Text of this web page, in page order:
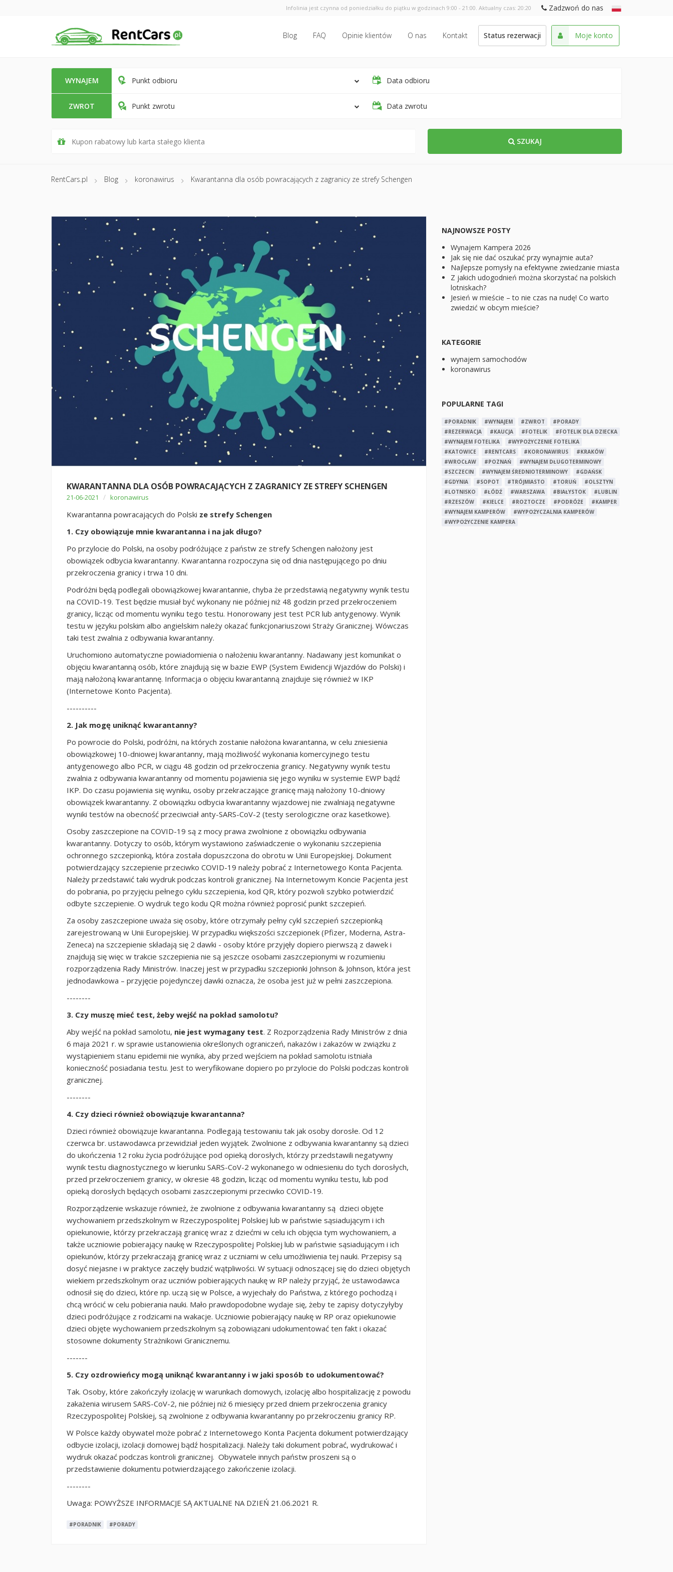
Infolinia jest czynna od poniedziałku do piątku w godzinach 9:00 - 21:00. Aktualny czas: 20:20 Zadzwoń do nas
Blog FAQ Opinie klientów O nas Kontakt Status rezerwacji Moje konto
WYNAJEM Punkt odbioru Data odbioru
ZWROT Punkt zwrotu Data zwrotu
SZUKAJ
RentCars.pl Blog koronawirus Kwarantanna dla osób powracających z zagranicy ze strefy Schengen
KWARANTANNA DLA OSÓB POWRACAJĄCYCH Z ZAGRANICY ZE STREFY SCHENGEN
21-06-2021 / koronawirus
Kwarantanna powracających do Polski ze strefy Schengen
1. Czy obowiązuje mnie kwarantanna i na jak długo?
Po przylocie do Polski, na osoby podróżujące z państw ze strefy Schengen nałożony jest
obowiązek odbycia kwarantanny. Kwarantanna rozpoczyna się od dnia następującego po dniu
przekroczenia granicy i trwa 10 dni.
Podróżni będą podlegali obowiązkowej kwarantannie, chyba że przedstawią negatywny wynik testu
na COVID-19. Test będzie musiał być wykonany nie później niż 48 godzin przed przekroczeniem
granicy, licząc od momentu wyniku tego testu. Honorowany jest test PCR lub antygenowy. Wynik
testu w języku polskim albo angielskim należy okazać funkcjonariuszowi Straży Granicznej. Wówczas
taki test zwalnia z odbywania kwarantanny.
Uruchomiono automatyczne powiadomienia o nałożeniu kwarantanny. Nadawany jest komunikat o
objęciu kwarantanną osób, które znajdują się w bazie EWP (System Ewidencji Wjazdów do Polski) i
mają nałożoną kwarantannę. Informacja o objęciu kwarantanną znajduje się również w IKP
(Internetowe Konto Pacjenta).
----------
2. Jak mogę uniknąć kwarantanny?
Po powrocie do Polski, podróżni, na których zostanie nałożona kwarantanna, w celu zniesienia
obowiązkowej 10-dniowej kwarantanny, mają możliwość wykonania komercyjnego testu
antygenowego albo PCR, w ciągu 48 godzin od przekroczenia granicy. Negatywny wynik testu
zwalnia z odbywania kwarantanny od momentu pojawienia się jego wyniku w systemie EWP bądź
IKP. Do czasu pojawienia się wyniku, osoby przekraczające granicę mają nałożony 10-dniowy
obowiązek kwarantanny. Z obowiązku odbycia kwarantanny wjazdowej nie zwalniają negatywne
wyniki testów na obecność przeciwciał anty-SARS-CoV-2 (testy serologiczne oraz kasetkowe).
Osoby zaszczepione na COVID-19 są z mocy prawa zwolnione z obowiązku odbywania
kwarantanny. Dotyczy to osób, którym wystawiono zaświadczenie o wykonaniu szczepienia
ochronnego szczepionką, która została dopuszczona do obrotu w Unii Europejskiej. Dokument
potwierdzający szczepienie przeciwko COVID-19 należy pobrać z Internetowego Konta Pacjenta.
Należy przedstawić taki wydruk podczas kontroli granicznej. Na Internetowym Koncie Pacjenta jest
do pobrania, po przyjęciu pełnego cyklu szczepienia, kod QR, który pozwoli szybko potwierdzić
odbyte szczepienie. O wydruk tego kodu QR można również poprosić punkt szczepień.
Za osoby zaszczepione uważa się osoby, które otrzymały pełny cykl szczepień szczepionką
zarejestrowaną w Unii Europejskiej. W przypadku większości szczepionek (Pfizer, Moderna, Astra-
Zeneca) na szczepienie składają się 2 dawki - osoby które przyjęły dopiero pierwszą z dawek i
znajdują się więc w trakcie szczepienia nie są jeszcze osobami zaszczepionymi w rozumieniu
rozporządzenia Rady Ministrów. Inaczej jest w przypadku szczepionki Johnson & Johnson, która jest
jednodawkowa – przyjęcie pojedynczej dawki oznacza, że osoba jest już w pełni zaszczepiona.
--------
3. Czy muszę mieć test, żeby wejść na pokład samolotu?
Aby wejść na pokład samolotu, nie jest wymagany test. Z Rozporządzenia Rady Ministrów z dnia
6 maja 2021 r. w sprawie ustanowienia określonych ograniczeń, nakazów i zakazów w związku z
wystąpieniem stanu epidemii nie wynika, aby przed wejściem na pokład samolotu istniała
konieczność posiadania testu. Jest to weryfikowane dopiero po przylocie do Polski podczas kontroli
granicznej.
--------
4. Czy dzieci również obowiązuje kwarantanna?
Dzieci również obowiązuje kwarantanna. Podlegają testowaniu tak jak osoby dorosłe. Od 12
czerwca br. ustawodawca przewidział jeden wyjątek. Zwolnione z odbywania kwarantanny są dzieci
do ukończenia 12 roku życia podróżujące pod opieką dorosłych, którzy przedstawili negatywny
wynik testu diagnostycznego w kierunku SARS-CoV-2 wykonanego w odniesieniu do tych dorosłych,
przed przekroczeniem granicy, w okresie 48 godzin, licząc od momentu wyniku testu, lub pod
opieką dorosłych będących osobami zaszczepionymi przeciwko COVID-19.
Rozporządzenie wskazuje również, że zwolnione z odbywania kwarantanny są dzieci objęte
wychowaniem przedszkolnym w Rzeczypospolitej Polskiej lub w państwie sąsiadującym i ich
opiekunowie, którzy przekraczają granicę wraz z dziećmi w celu ich objęcia tym wychowaniem, a
także uczniowie pobierający naukę w Rzeczypospolitej Polskiej lub w państwie sąsiadującym i ich
opiekunów, którzy przekraczają granicę wraz z uczniami w celu umożliwienia tej nauki. Przepisy są
dosyć niejasne i w praktyce zaczęły budzić wątpliwości. W sytuacji odnoszącej się do dzieci objętych
wiekiem przedszkolnym oraz uczniów pobierających naukę w RP należy przyjąć, że ustawodawca
odnosił się do dzieci, które np. uczą się w Polsce, a wyjechały do Państwa, z którego pochodzą i
chcą wrócić w celu pobierania nauki. Mało prawdopodobne wydaje się, żeby te zapisy dotyczyłyby
dzieci podróżujące z rodzicami na wakacje. Uczniowie pobierający naukę w RP oraz opiekunowie
dzieci objęte wychowaniem przedszkolnym są zobowiązani udokumentować ten fakt i okazać
stosowne dokumenty Strażnikowi Granicznemu.
-------
5. Czy ozdrowieńcy mogą uniknąć kwarantanny i w jaki sposób to udokumentować?
Tak. Osoby, które zakończyły izolację w warunkach domowych, izolację albo hospitalizację z powodu
zakażenia wirusem SARS-CoV-2, nie później niż 6 miesięcy przed dniem przekroczenia granicy
Rzeczypospolitej Polskiej, są zwolnione z odbywania kwarantanny po przekroczeniu granicy RP.
W Polsce każdy obywatel może pobrać z Internetowego Konta Pacjenta dokument potwierdzający
odbycie izolacji, izolacji domowej bądź hospitalizacji. Należy taki dokument pobrać, wydrukować i
wydruk okazać podczas kontroli granicznej. Obywatele innych państw proszeni są o
przedstawienie dokumentu potwierdzającego zakończenie izolacji.
--------
Uwaga: POWYŻSZE INFORMACJE SĄ AKTUALNE NA DZIEŃ 21.06.2021 R.
#PORADNIK #PORADY
NAJNOWSZE POSTY
Wynajem Kampera 2026
Jak się nie dać oszukać przy wynajmie auta?
Najlepsze pomysły na efektywne zwiedzanie miasta
Z jakich udogodnień można skorzystać na polskich
lotniskach?
Jesień w mieście – to nie czas na nudę! Co warto
zwiedzić w obcym mieście?
KATEGORIE
wynajem samochodów
koronawirus
POPULARNE TAGI
#PORADNIK #WYNAJEM #ZWROT
#PORADY
#REZERWACJA
#KAUCJA #FOTELIK
#FOTELIK DLA DZIECKA
#WYNAJEM FOTELIKA
#WYPOŻYCZENIE FOTELIKA
#KATOWICE
#RENTCARS #KORONAWIRUS
#KRAKÓW
#WROCŁAW
#POZNAŃ
#WYNAJEM DŁUGOTERMINOWY
#SZCZECIN
#WYNAJEM ŚREDNIOTERMINOWY
#GDAŃSK
#GDYNIA
#SOPOT #TRÓJMIASTO #TORUŃ
#OLSZTYN
#LOTNISKO
#ŁÓDŹ #WARSZAWA #BIAŁYSTOK
#LUBLIN
#RZESZÓW
#KIELCE #ROZTOCZE #PODRÓŻE
#KAMPER
#WYNAJEM KAMPERÓW
#WYPOŻYCZALNIA KAMPERÓW
#WYPOŻYCZENIE KAMPERA